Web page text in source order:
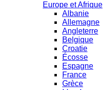
Europe et Afrique
Albanie
Allemagne
Angleterre
Belgique
Croatie
Écosse
Espagne
France
Grèce